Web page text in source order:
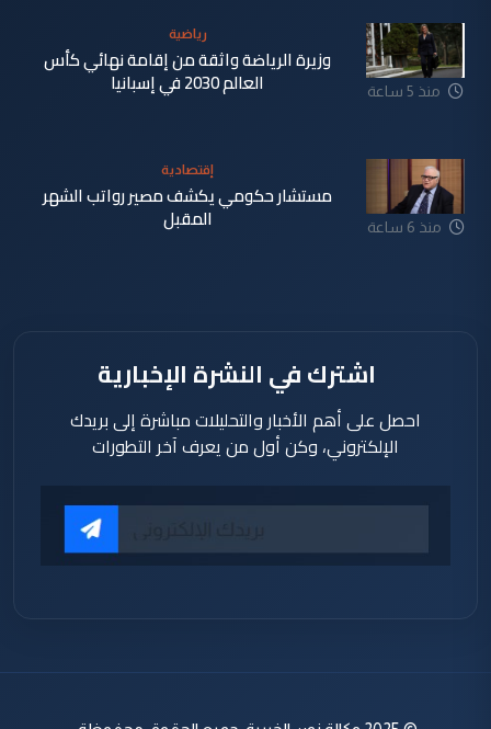
منذ 5 ساعة
رياضية
وزيرة الرياضة واثقة من إقامة نهائي كأس
العالم 2030 في إسبانيا
منذ 6 ساعة
إقتصادية
مستشار حكومي يكشف مصير رواتب الشهر
المقبل
اشترك في النشرة الإخبارية
احصل على أهم الأخبار والتحليلات مباشرة إلى بريدك
الإلكتروني، وكن أول من يعرف آخر التطورات